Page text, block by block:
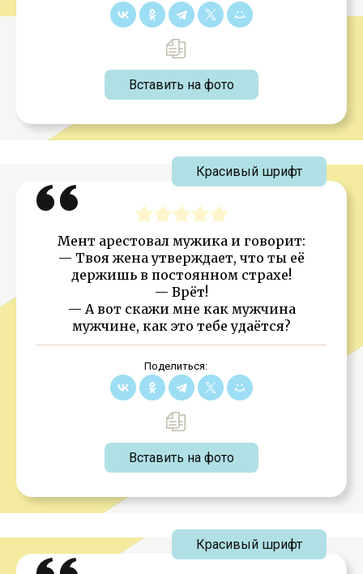
Вставить на фото
Мент арестовал мужика и говорит:
— Твоя жена утверждает, что ты её
держишь в постоянном страхе!
— Врёт!
— А вот скажи мне как мужчина
мужчине, как это тебе удаётся?
Поделиться:
Вставить на фото
Красивый шрифт
Красивый шрифт